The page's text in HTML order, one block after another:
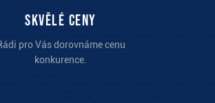
Skvělé ceny
pro Vás dorovnáme cenu
konkurence.